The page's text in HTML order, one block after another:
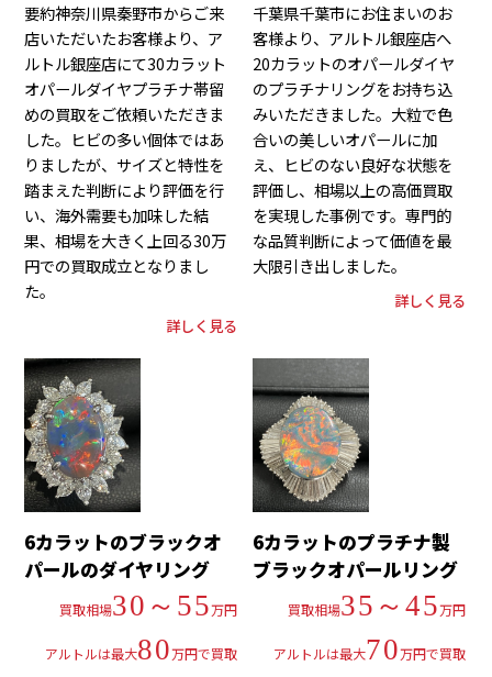
要約神奈川県秦野市からご来
店いただいたお客様より、ア
ルトル銀座店にて30カラット
オパールダイヤプラチナ帯留
めの買取をご依頼いただきま
した。ヒビの多い個体ではあ
りましたが、サイズと特性を
踏まえた判断により評価を行
い、海外需要も加味した結
果、相場を大きく上回る30万
円での買取成立となりまし
た。
詳しく見る
千葉県千葉市にお住まいのお
客様より、アルトル銀座店へ
20カラットのオパールダイヤ
のプラチナリングをお持ち込
みいただきました。大粒で色
合いの美しいオパールに加
え、ヒビのない良好な状態を
評価し、相場以上の高価買取
を実現した事例です。専門的
な品質判断によって価値を最
大限引き出しました。
詳しく見る
6カラットのブラックオ
パールのダイヤリング
買取相場30～55万円
アルトルは最大80万円で買取
6カラットのプラチナ製
ブラックオパールリング
買取相場35～45万円
アルトルは最大70万円で買取